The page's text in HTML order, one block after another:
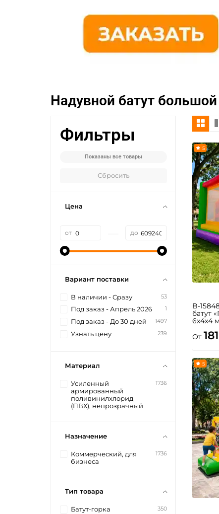
Надувной батут
5
B-
батут
6x4x4 м
От
5
Фильтры
Показаны все товары
Сбросить
Цена
от до
Вариант поставки
В наличии - Сразу 53
Под заказ - Апрель 2026 1
Под заказ - До 30 дней 1497
Узнать цену 239
Материал
Усиленный
армированный
поливинилхлорид
(ПВХ), непрозрачный
1736
Назначение
Коммерческий, для
бизнеса
1736
Тип товара
Батут-горка 350